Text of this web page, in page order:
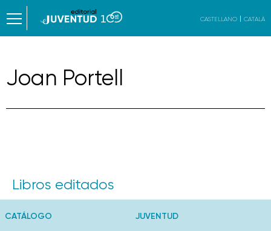
CASTELLANO CATALÀ
Joan Portell
Libros editados
CATÁLOGO JUVENTUD